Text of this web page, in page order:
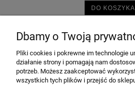
DO KOSZYKA
POMOC
Dbamy o Twoją
Pliki cookies i pokrewne im technologie
działanie strony i pomagają nam
potrzeb. Możesz zaakceptować
wszystkich tych plików i przejść do